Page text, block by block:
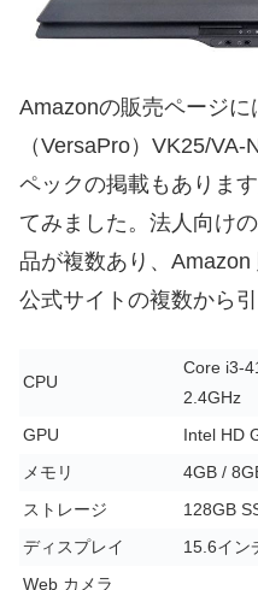
Amazonの販売ページに
（VersaPro）VK25/
ペックの掲載もありま
てみました。法人向け
品が複数あり、Amazon
公式サイトの複数から引
CPU
Core i3-
2.4GHz
GPU
‎Intel HD
メモリ
4GB /
ストレージ
128GB
ディスプレイ
15.6イン
Web カメラ